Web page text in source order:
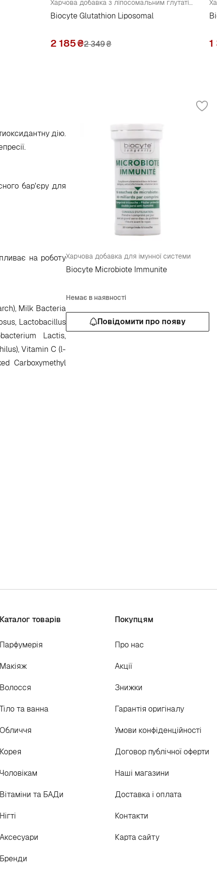
Харчова добавка з ліпосомальним глутатіоном
Biocyte Glutathion Liposomal
2 185₴2 349₴
дію.
бар'єру для
на роботу
Milk Bacteria
Lactobacillus
Lactis,
Vitamin C (l-
Carboxymethyl
Харчова добавка для імунної системи
Biocyte Microbiote Immunite
Немає в наявності
Повідомити про появу
Каталог товарів
Парфумерія
Макіяж
Волосся
Тіло та ванна
Обличчя
Корея
Чоловікам
Вітаміни та БАДи
Нігті
Аксесуари
Бренди
Покупцям
Про нас
Акції
Знижки
Гарантія оригіналу
Умови конфіденційності
Договор публічної оферти
Наші магазини
Доставка і оплата
Контакти
Карта сайту